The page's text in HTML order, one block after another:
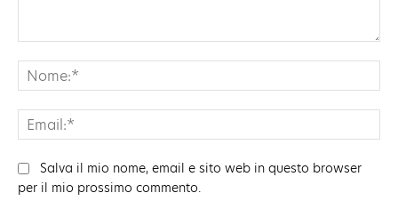
Salva il mio nome, email e sito web in questo browser
per il mio prossimo commento.